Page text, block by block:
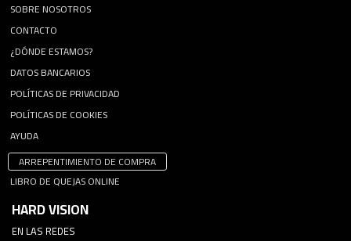
SOBRE NOSOTROS
CONTACTO
¿DÓNDE ESTAMOS?
DATOS BANCARIOS
POLÍTICAS DE PRIVACIDAD
POLÍTICAS DE COOKIES
AYUDA
ARREPENTIMIENTO DE COMPRA
LIBRO DE QUEJAS ONLINE
HARD VISION
EN LAS REDES